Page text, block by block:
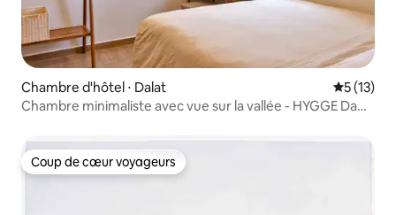
Chambre d'hôtel ⋅ Dalat
5 (13)
Chambre minimaliste avec vue sur la vallée - HYGGE Da
Coup de cœur voyageurs
Coup de cœur voyageurs